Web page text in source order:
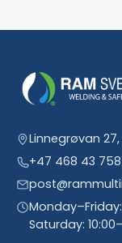
Linnegrøvan
+47 468 43 758
Saturday: